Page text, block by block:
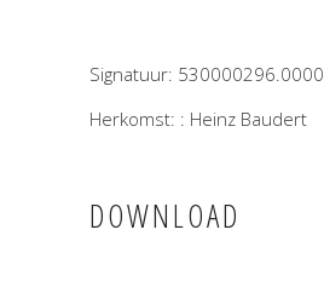
Signatuur: 530000296.0000
Herkomst: : Heinz Baudert
DOWNLOAD